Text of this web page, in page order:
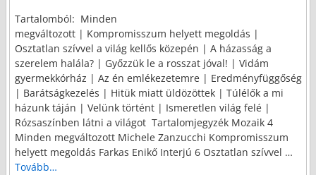
Tartalomból: Minden
megváltozott | Kompromisszum helyett megoldás |
Osztatlan szívvel a világ kellős közepén | A házasság a
szerelem halála? | Győzzük le a rosszat jóval! | Vidám
gyermekkórház | Az én emlékezetemre | Eredményfüggőség
| Barátságkezelés | Hitük miatt üldözöttek | Túlélők a mi
házunk táján | Velünk történt | Ismeretlen világ felé |
Rózsaszínben látni a világot Tartalomjegyzék Mozaik 4
Minden megváltozott Michele Zanzucchi Kompromisszum
helyett megoldás Farkas Enikő Interjú 6 Osztatlan szívvel …
Tovább…